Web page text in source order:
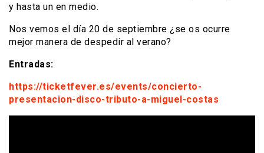
y hasta un en medio.
Nos vemos el día 20 de septiembre ¿se os ocurre
mejor manera de despedir al verano?
Entradas:
https://ticketfever.es/events/concierto-
presentacion-disco-tributo-a-miguel-costas